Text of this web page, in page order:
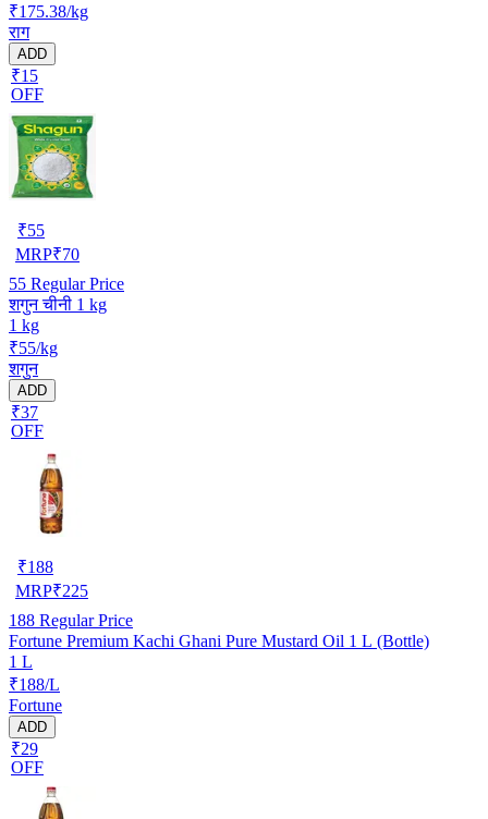
₹175.38/kg
राग
ADD
₹15
OFF
₹55
MRP₹70
55 Regular Price
शगुन चीनी 1 kg
1 kg
₹55/kg
शगुन
ADD
₹37
OFF
₹188
MRP₹225
188 Regular Price
Fortune Premium Kachi Ghani Pure Mustard Oil 1 L (Bottle)
1 L
₹188/L
Fortune
ADD
₹29
OFF